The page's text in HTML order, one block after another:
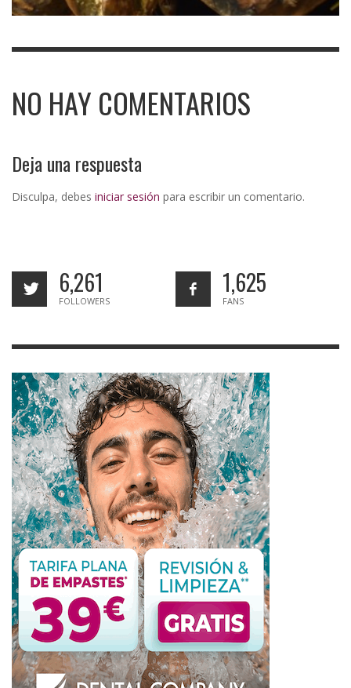
NO HAY COMENTARIOS
Deja una respuesta
Disculpa, debes iniciar sesión para escribir un comentario.
6,261
FOLLOWERS
1,625
FANS